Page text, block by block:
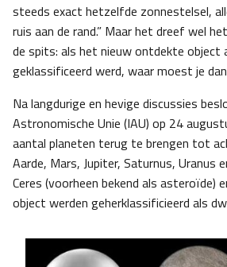
steeds exact hetzelfde zonnestelsel,
ruis aan de rand.” Maar het dreef wel
de spits: als het nieuw ontdekte object
geklassificeerd werd, waar moest je
Na langdurige en hevige discussies
Astronomische Unie (IAU) op 24
aantal planeten terug te brengen tot
Aarde, Mars, Jupiter, Saturnus, Uranus
Ceres (voorheen bekend als asteroïde)
object werden geherklassificieerd als